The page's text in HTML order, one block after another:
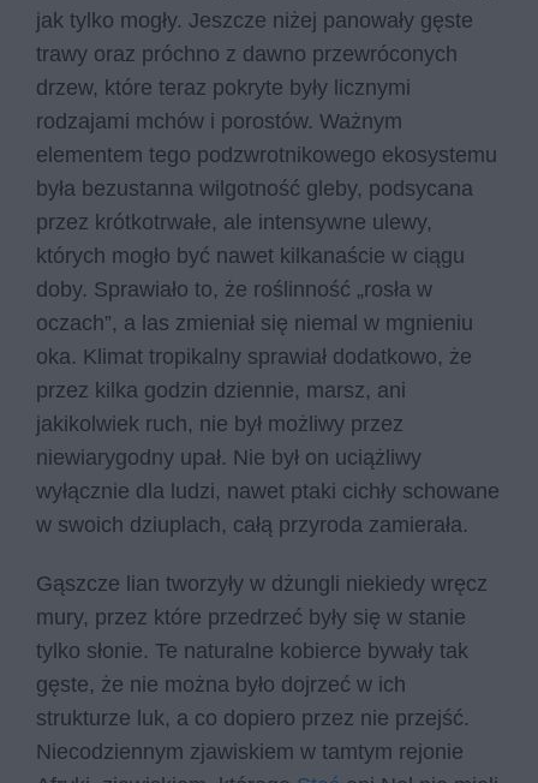
jak tylko mogły. Jeszcze niżej panowały gęste
trawy oraz próchno z dawno przewróconych
drzew, które teraz pokryte były licznymi
rodzajami mchów i porostów. Ważnym
elementem tego podzwrotnikowego ekosystemu
była bezustanna wilgotność gleby, podsycana
przez krótkotrwałe, ale intensywne ulewy,
których mogło być nawet kilkanaście w ciągu
doby. Sprawiało to, że roślinność „rosła w
oczach”, a las zmieniał się niemal w mgnieniu
oka. Klimat tropikalny sprawiał dodatkowo, że
przez kilka godzin dziennie, marsz, ani
jakikolwiek ruch, nie był możliwy przez
niewiarygodny upał. Nie był on uciążliwy
wyłącznie dla ludzi, nawet ptaki cichły schowane
w swoich dziuplach, całą przyroda zamierała.
Gąszcze lian tworzyły w dżungli niekiedy wręcz
mury, przez które przedrzeć były się w stanie
tylko słonie. Te naturalne kobierce bywały tak
gęste, że nie można było dojrzeć w ich
strukturze luk, a co dopiero przez nie przejść.
Niecodziennym zjawiskiem w tamtym rejonie